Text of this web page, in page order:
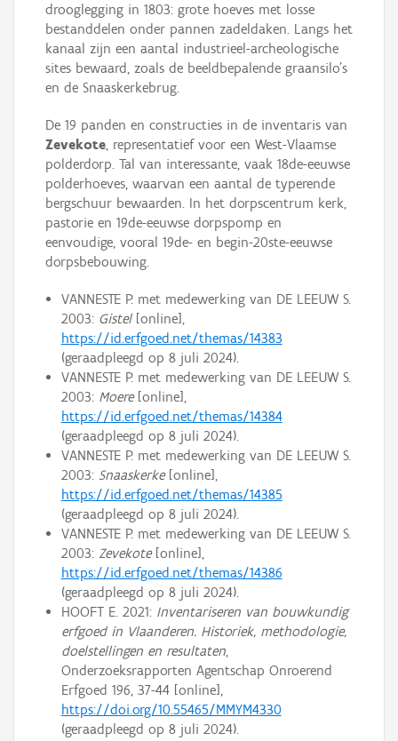
drooglegging in 1803: grote hoeves met losse
bestanddelen onder pannen zadeldaken. Langs het
kanaal zijn een aantal industrieel-archeologische
sites bewaard, zoals de beeldbepalende graansilo’s
en de Snaaskerkebrug.
De 19 panden en constructies in de inventaris van
Zevekote, representatief voor een West-Vlaamse
polderdorp. Tal van interessante, vaak 18de-eeuwse
polderhoeves, waarvan een aantal de typerende
bergschuur bewaarden. In het dorpscentrum kerk,
pastorie en 19de-eeuwse dorpspomp en
eenvoudige, vooral 19de- en begin-20ste-eeuwse
dorpsbebouwing.
VANNESTE P. met medewerking van DE LEEUW S.
2003: Gistel[online],
https://id.erfgoed.net/themas/14383
(geraadpleegd op 8 juli 2024).
VANNESTE P. met medewerking van DE LEEUW S.
2003: Moere[online],
https://id.erfgoed.net/themas/14384
(geraadpleegd op 8 juli 2024).
VANNESTE P. met medewerking van DE LEEUW S.
2003: Snaaskerke[online],
https://id.erfgoed.net/themas/14385
(geraadpleegd op 8 juli 2024).
VANNESTE P. met medewerking van DE LEEUW S.
2003: Zevekote[online],
https://id.erfgoed.net/themas/14386
(geraadpleegd op 8 juli 2024).
HOOFT E. 2021: Inventariseren van bouwkundig
erfgoed in Vlaanderen. Historiek, methodologie,
doelstellingen en resultaten,
Onderzoeksrapporten Agentschap Onroerend
Erfgoed 196, 37-44 [online],
https://doi.org/10.55465/MMYM4330
(geraadpleegd op 8 juli 2024).